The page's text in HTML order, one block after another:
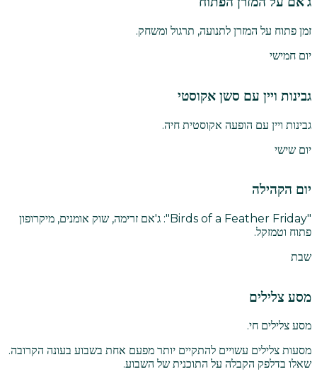
זמן פתוח על המזרן לתנועה, תרגול ומשחק.
יום חמישי
גבינות ויין עם סשן אקוסטי
גבינות ויין עם הופעה אקוסטית חיה.
יום שישי
יום הקהילה
"Birds of a Feather Friday": ג'אם זרימה, שוק אומנים, מיקרופון
פתוח וטמזקל.
שבת
מסע צלילים
מסע צלילים חי.
מסעות צלילים עשויים להתקיים יותר מפעם אחת בשבוע בעונה הקרובה.
שאלו בדלפק הקבלה על התוכנית של השבוע.